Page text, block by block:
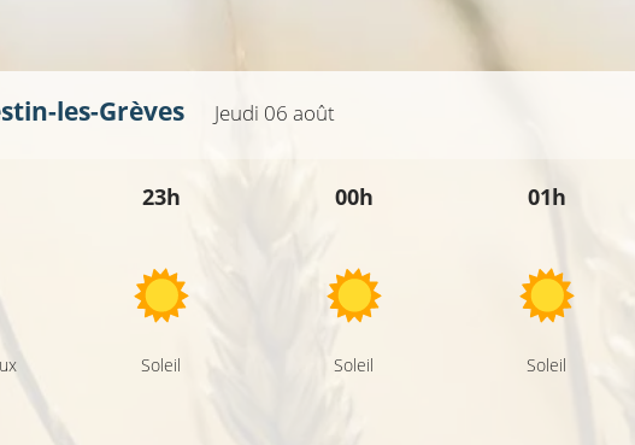
les-Grèves Jeudi 06 août
23h
Soleil
00h
Soleil
01h
Soleil